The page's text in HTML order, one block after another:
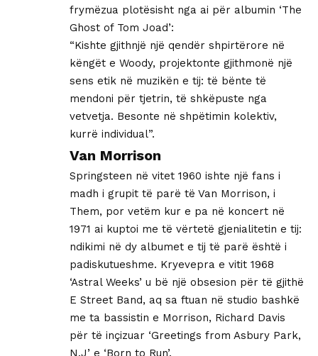
frymëzua plotësisht nga ai për albumin ‘The
Ghost of Tom Joad’:
“Kishte gjithnjë një qendër shpirtërore në
këngët e Woody, projektonte gjithmonë një
sens etik në muzikën e tij: të bënte të
mendoni për tjetrin, të shkëpuste nga
vetvetja. Besonte në shpëtimin kolektiv,
kurrë individual”.
Van Morrison
Springsteen në vitet 1960 ishte një fans i
madh i grupit të parë të Van Morrison, i
Them, por vetëm kur e pa në koncert në
1971 ai kuptoi me të vërtetë gjenialitetin e tij:
ndikimi në dy albumet e tij të parë është i
padiskutueshme. Kryevepra e vitit 1968
‘Astral Weeks’ u bë një obsesion për të gjithë
E Street Band, aq sa ftuan në studio bashkë
me ta bassistin e Morrison, Richard Davis
për të inçizuar ‘Greetings from Asbury Park,